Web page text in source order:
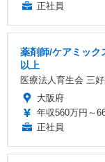
正社員
薬剤師/ケアミック
以上
医療法人育生会 三
大阪府
年収560万円～
正社員